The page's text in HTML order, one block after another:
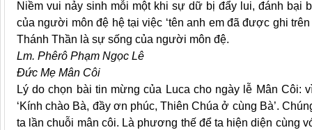
Niềm vui nảy sinh mỗi một khi sự dữ bị đẩy lui, đánh bại
của người môn đệ hệ tại việc ‘tên anh em đã được ghi
Thánh Thần là sự sống của người môn đệ.
Lm. Phêrô Phạm Ngọc Lê
Đức Mẹ Mân Côi
Lý do chọn bài tin mừng của Luca cho ngày lễ Mân
‘Kính chào Bà, đầy ơn phúc, Thiên Chúa ở cùng Bà’.
ta lần chuỗi mân côi. Là phương thế để ta hiện diện cùng